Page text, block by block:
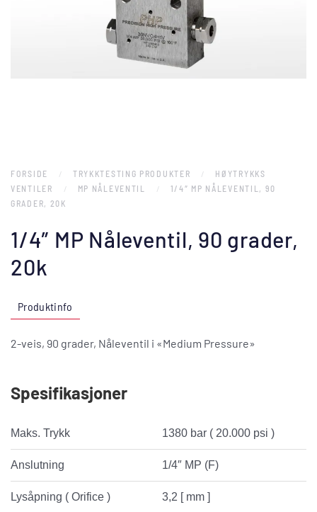
FORSIDE TRYKKTESTING PRODUKTER
HØYTRYKKS
VENTILER
MP NÅLEVENTIL
1/4″ MP NÅLEVENTIL, 90
GRADER, 20K
1/4″ MP Nåleventil, 90 grader,
20k
Produktinfo
2-veis, 90 grader, Nåleventil i «Medium Pressure»
Spesifikasjoner
Maks. Trykk 1380 bar ( 20.000 psi )
Anslutning 1/4″ MP (F)
Lysåpning ( Orifice ) 3,2 [ mm ]